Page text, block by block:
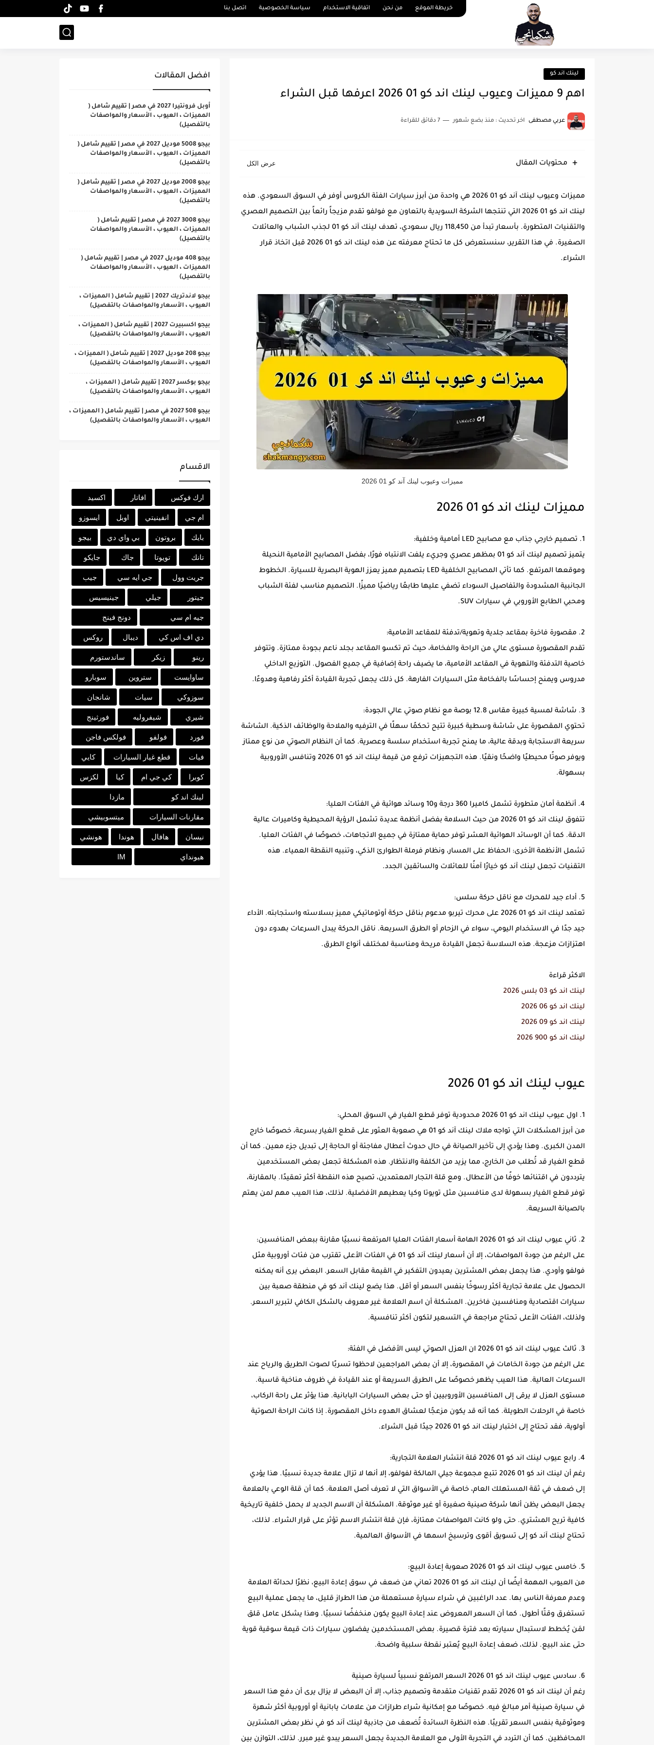
خريطة الموقع من نحن اتفاقية الاستخدام سياسة الخصوصية اتصل بنا
لينك اند كو
اهم 9 مميزات وعيوب لينك اند كو 01 2026 اعرفها قبل الشراء
عربي مصطفى اخر تحديث : منذ بضع شهور 7 دقائق للقراءة
محتويات المقال
مميزات وعيوب لينك آند كو 01 2026 هي واحدة من أبرز سيارات الفئة الكروس أوفر في السوق السعودي. هذه
لينك اند كو 01 2026 التي تنتجها الشركة السويدية بالتعاون مع فولفو تقدم مزيجاً رائعاً بين التصميم العصري
والتقنيات المتطورة. بأسعار تبدأ من 118,450 ريال سعودي، تهدف لينك آند كو 01 لجذب الشباب والعائلات
الصغيرة. في هذا التقرير، سنستعرض كل ما تحتاج معرفته عن هذه لينك اند كو 01 2026 قبل اتخاذ قرار
الشراء.
مميزات وعيوب لينك آند كو 01 2026
مميزات لينك اند كو 01 2026
1. تصميم خارجي جذاب مع مصابيح LED أمامية وخلفية:
يتميز تصميم لينك آند كو 01 بمظهر عصري وجريء يلفت الانتباه فورًا، بفضل المصابيح الأمامية النحيلة
وموقعها المرتفع. كما تأتي المصابيح الخلفية LED بتصميم مميز يعزز الهوية البصرية للسيارة. الخطوط
الجانبية المشدودة والتفاصيل السوداء تضفي عليها طابعًا رياضيًا مميزًا. التصميم مناسب لفئة الشباب
ومحبي الطابع الأوروبي في سيارات SUV.
2. مقصورة فاخرة بمقاعد جلدية وتهوية/تدفئة للمقاعد الأمامية:
تقدم المقصورة مستوى عالي من الراحة والفخامة، حيث تم تكسو المقاعد بجلد ناعم بجودة ممتازة. وتتوفر
خاصية التدفئة والتهوية في المقاعد الأمامية، ما يضيف راحة إضافية في جميع الفصول. التوزيع الداخلي
مدروس ويمنح إحساسًا بالفخامة مثل السيارات الفارهة. كل ذلك يجعل تجربة القيادة أكثر رفاهية وهدوءًا.
3. شاشة لمسية كبيرة مقاس 12.8 بوصة مع نظام صوتي عالي الجودة:
تحتوي المقصورة على شاشة وسطية كبيرة تتيح تحكمًا سهلًا في الترفيه والملاحة والوظائف الذكية. الشاشة
سريعة الاستجابة وبدقة عالية، ما يمنح تجربة استخدام سلسة وعصرية. كما أن النظام الصوتي من نوع ممتاز
ويوفر صوتًا محيطيًا واضحًا ونقيًا. هذه التجهيزات ترفع من قيمة لينك اند كو 01 2026 وتنافس الأوروبية
بسهولة.
4. أنظمة أمان متطورة تشمل كاميرا 360 درجة و10 وسائد هوائية في الفئات العليا:
تتفوق لينك اند كو 01 2026 من حيث السلامة بفضل أنظمة عديدة تشمل الرؤية المحيطية وكاميرات عالية
الدقة. كما أن الوسائد الهوائية العشر توفر حماية ممتازة في جميع الاتجاهات، خصوصًا في الفئات العليا.
تشمل الأنظمة الأخرى: الحفاظ على المسار، ونظام فرملة الطوارئ الذكي، وتنبيه النقطة العمياء. هذه
التقنيات تجعل لينك آند كو خيارًا آمنًا للعائلات والسائقين الجدد.
5. أداء جيد للمحرك مع ناقل حركة سلس:
تعتمد لينك اند كو 01 2026 على محرك تيربو مدعوم بناقل حركة أوتوماتيكي مميز بسلاسته واستجابته. الأداء
جيد جدًا في الاستخدام اليومي، سواء في الزحام أو الطرق السريعة. ناقل الحركة يبدل السرعات بهدوء دون
اهتزازات مزعجة. هذه السلاسة تجعل القيادة مريحة ومناسبة لمختلف أنواع الطرق.
الاكثر قراءة
لينك اند كو 03 بلس 2026
لينك اند كو 06 2026
لينك اند كو 09 2026
لينك اند كو 900 2026
عيوب لينك اند كو 01 2026
1. اول عيوب لينك اند كو 01 2026 محدودية توفر قطع الغيار في السوق المحلي:
من أبرز المشكلات التي تواجه ملاك لينك آند كو 01 هي صعوبة العثور على قطع الغيار بسرعة، خصوصًا خارج
المدن الكبرى. وهذا يؤدي إلى تأخير الصيانة في حال حدوث أعطال مفاجئة أو الحاجة إلى تبديل جزء معين. كما أن
قطع الغيار قد تُطلب من الخارج، مما يزيد من الكلفة والانتظار. هذه المشكلة تجعل بعض المستخدمين
يترددون في اقتنائها خوفًا من الأعطال. ومع قلة التجار المعتمدين، تصبح هذه النقطة أكثر تعقيدًا. بالمقارنة،
توفر قطع الغيار بسهولة لدى منافسين مثل تويوتا وكيا يعطيهم الأفضلية. لذلك، هذا العيب مهم لمن يهتم
بالصيانة السريعة.
2. ثاني عيوب لينك اند كو 01 2026 الهامة أسعار الفئات العليا المرتفعة نسبيًا مقارنة ببعض المنافسين:
على الرغم من جودة المواصفات، إلا أن أسعار لينك آند كو 01 في الفئات الأعلى تقترب من فئات أوروبية مثل
فولفو وأودي. هذا يجعل بعض المشترين يعيدون التفكير في القيمة مقابل السعر. البعض يرى أنه يمكنه
الحصول على علامة تجارية أكثر رسوخًا بنفس السعر أو أقل. هذا يضع لينك آند كو في منطقة صعبة بين
سيارات اقتصادية ومنافسين فاخرين. المشكلة أن اسم العلامة غير معروف بالشكل الكافي لتبرير السعر.
ولذلك، الفئات الأعلى تحتاج مراجعة في التسعير لتكون أكثر تنافسية.
3. ثالث عيوب لينك اند كو 01 2026 ان العزل الصوتي ليس الأفضل في الفئة:
على الرغم من جودة الخامات في المقصورة، إلا أن بعض المراجعين لاحظوا تسربًا لصوت الطريق والرياح عند
السرعات العالية. هذا العيب يظهر خصوصًا على الطرق السريعة أو عند القيادة في ظروف مناخية قاسية.
مستوى العزل لا يرقى إلى المنافسين الأوروبيين أو حتى بعض السيارات اليابانية. هذا يؤثر على راحة الركاب،
خاصة في الرحلات الطويلة. كما أنه قد يكون مزعجًا لعشاق الهدوء داخل المقصورة. إذا كانت الراحة الصوتية
أولوية، فقد تحتاج إلى اختبار لينك اند كو 01 2026 جيدًا قبل الشراء.
4. رابع عيوب لينك اند كو 01 2026 قلة انتشار العلامة التجارية:
رغم أن لينك اند كو 01 2026 تتبع مجموعة جيلي المالكة لفولفو، إلا أنها لا تزال علامة جديدة نسبيًا. هذا يؤدي
إلى ضعف في ثقة المستهلك العام، خاصة في الأسواق التي لا تعرف أصل العلامة. كما أن قلة الوعي بالعلامة
يجعل البعض يظن أنها شركة صينية صغيرة أو غير موثوقة. المشكلة أن الاسم الجديد لا يحمل خلفية تاريخية
كافية تريح المشتري. حتى ولو كانت المواصفات ممتازة، فإن قلة انتشار الاسم تؤثر على قرار الشراء. لذلك،
تحتاج لينك آند كو إلى تسويق أقوى وترسيخ اسمها في الأسواق العالمية.
5. خامس عيوب لينك اند كو 01 2026 صعوبة إعادة البيع:
من العيوب المهمة أيضًا أن لينك اند كو 01 2026 تعاني من ضعف في سوق إعادة البيع، نظرًا لحداثة العلامة
وعدم معرفة الناس بها. عدد الراغبين في شراء سيارة مستعملة من هذا الطراز قليل، ما يجعل عملية البيع
تستغرق وقتًا أطول. كما أن السعر المعروض عند إعادة البيع يكون منخفضًا نسبيًا. وهذا يشكل عامل قلق
لمَن يُخطط لاستبدال سيارته بعد فترة قصيرة. بعض المستخدمين يفضلون سيارات ذات قيمة سوقية قوية
حتى عند البيع. لذلك، ضعف إعادة البيع يُعتبر نقطة سلبية واضحة.
6. سادس عيوب لينك اند كو 01 2026 السعر المرتفع نسبياً لسيارة صينية
رغم أن لينك اند كو 01 2026 تقدم تقنيات متقدمة وتصميم جذاب، إلا أن البعض لا يزال يرى أن دفع هذا السعر
في سيارة صينية أمر مبالغ فيه. خصوصًا مع إمكانية شراء طرازات من علامات يابانية أو أوروبية أكثر شهرة
وموثوقية بنفس السعر تقريبًا. هذه النظرة السائدة تُضعف من جاذبية لينك آند كو في نظر بعض المشترين
المحافظين. كما أن التردد في التجربة الأولى مع العلامة الجديدة يجعل السعر يبدو غير مبرر. لذلك، التوازن بين
افضل المقالات
أوبل فرونتيرا 2027 في مصر | تقييم شامل (
المميزات ، العيوب ، الأسعار والمواصفات
بالتفصيل)
بيجو 5008 موديل 2027 في مصر | تقييم شامل (
المميزات ، العيوب ، الأسعار والمواصفات
بالتفصيل)
بيجو 2008 موديل 2027 في مصر | تقييم شامل (
المميزات ، العيوب ، الأسعار والمواصفات
بالتفصيل)
بيجو 3008 2027 في مصر | تقييم شامل (
المميزات ، العيوب ، الأسعار والمواصفات
بالتفصيل)
بيجو 408 موديل 2027 في مصر | تقييم شامل (
المميزات ، العيوب ، الأسعار والمواصفات
بالتفصيل)
بيجو لاندتريك 2027 | تقييم شامل ( المميزات ،
العيوب ، الأسعار والمواصفات بالتفصيل)
بيجو اكسبيرت 2027 | تقييم شامل ( المميزات ،
العيوب ، الأسعار والمواصفات بالتفصيل)
بيجو 208 موديل 2027 | تقييم شامل ( المميزات ،
العيوب ، الأسعار والمواصفات بالتفصيل)
بيجو بوكسر 2027 | تقييم شامل ( المميزات ،
العيوب ، الأسعار والمواصفات بالتفصيل)
بيجو 508 2027 في مصر | تقييم شامل ( المميزات ،
العيوب ، الأسعار والمواصفات بالتفصيل)
الاقسام
ارك فوكس افاتار اكسيد
ام جي انفينيتي اوبل ايسوزو
بايك بروتون بي واي دي بيجو
تانك تويوتا جاك جايكو
جريت وول جي ايه سي جيب
جيتور جيلي جينيسيس
جيه ام سي دونج فينج
دي اف اس كي ديبال روكس
رينو زيكر ساندستورم
ساوايست ستروين سوبارو
سوزوكي سيات شانجان
شيري شيفروليه فورثينج
فورد فولفو فولكس فاجن
فيات قطع غيار السيارات كايي
كوبرا كي جي ام كيا لكزس
لينك اند كو مازدا
مقارنات السيارات ميتسوبيشي
نيسان هافال هوندا هونشي
هيونداي IM